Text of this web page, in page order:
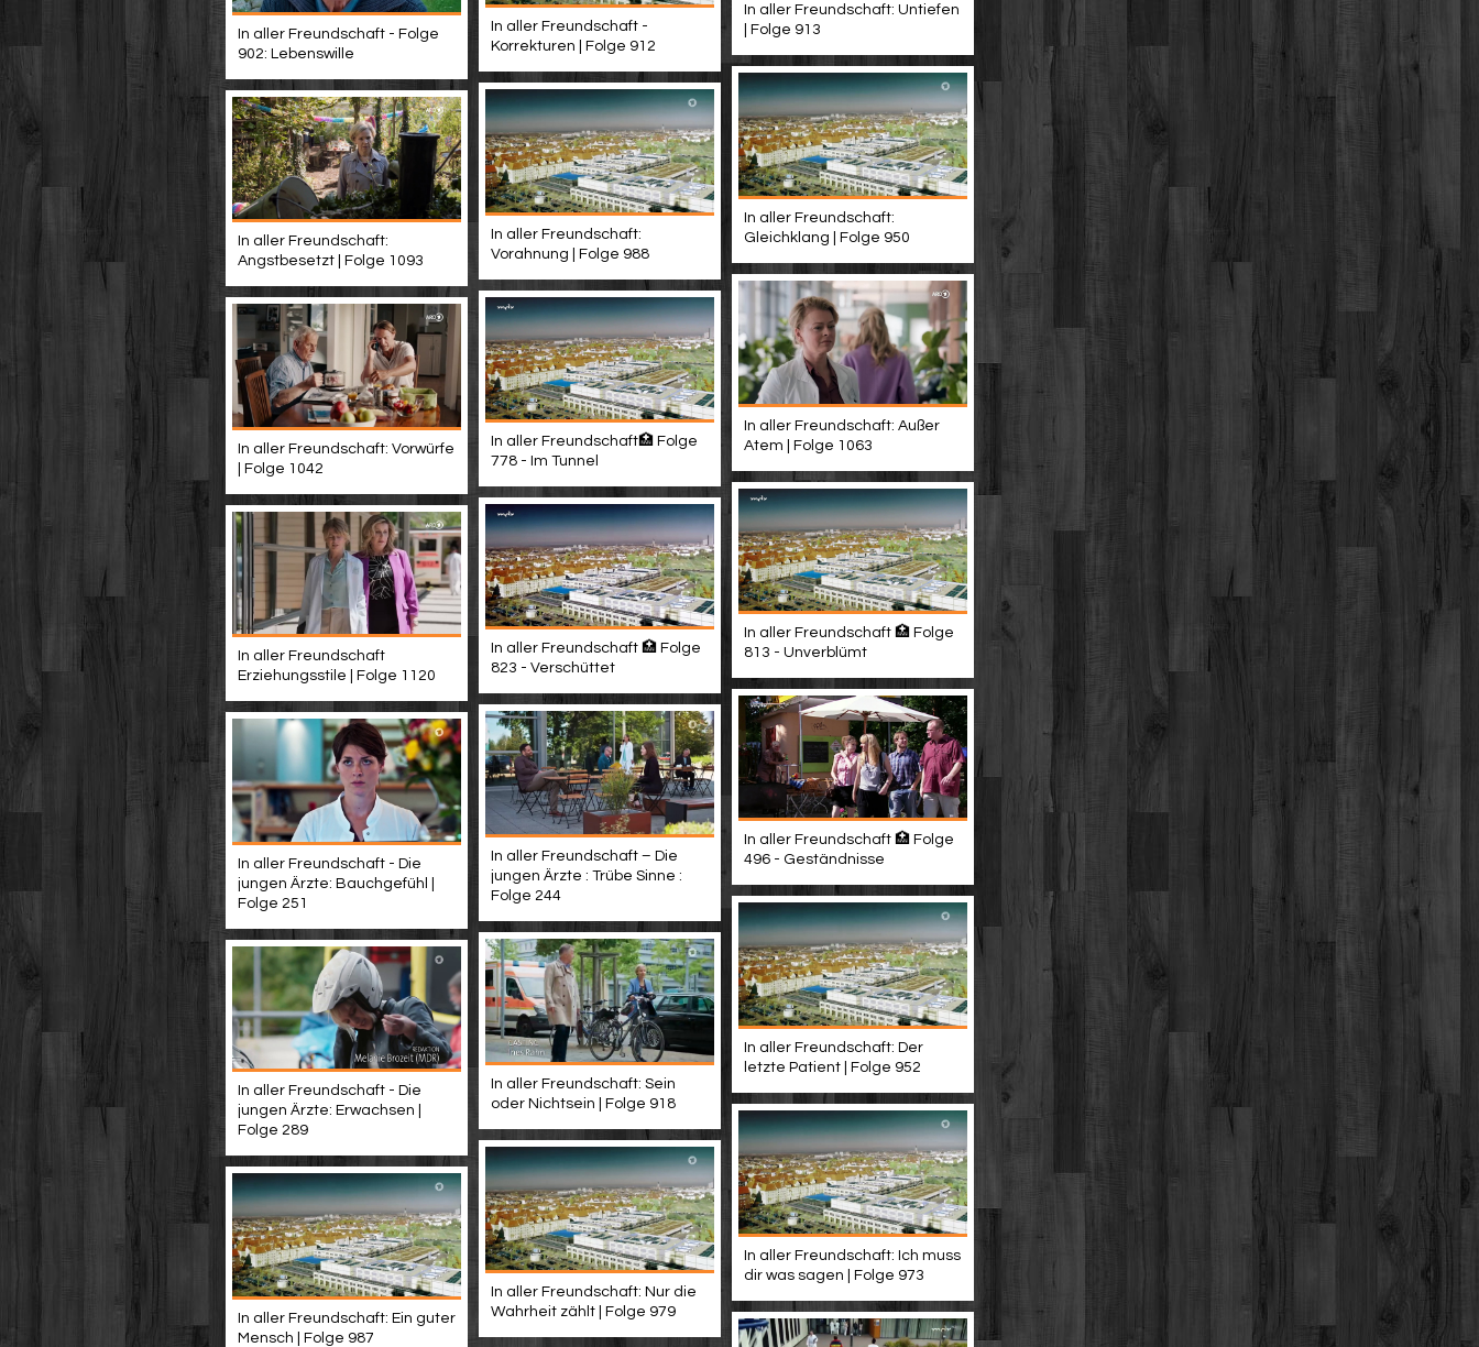
In aller Freundschaft: Untiefen
| Folge 913
In aller Freundschaft -
Korrekturen | Folge 912
In aller Freundschaft - Folge
902: Lebenswille
In aller Freundschaft:
Gleichklang | Folge 950
In aller Freundschaft:
Vorahnung | Folge 988
In aller Freundschaft:
Angstbesetzt | Folge 1093
In aller Freundschaft: Außer
Atem | Folge 1063
In aller Freundschaft🏥 Folge
778 - Im Tunnel
In aller Freundschaft: Vorwürfe
| Folge 1042
In aller Freundschaft 🏥 Folge
813 - Unverblümt
In aller Freundschaft 🏥 Folge
823 - Verschüttet
In aller Freundschaft
Erziehungsstile | Folge 1120
In aller Freundschaft 🏥 Folge
496 - Geständnisse
In aller Freundschaft – Die
jungen Ärzte : Trübe Sinne :
Folge 244
In aller Freundschaft - Die
jungen Ärzte: Bauchgefühl |
Folge 251
In aller Freundschaft: Der
letzte Patient | Folge 952
In aller Freundschaft: Sein
oder Nichtsein | Folge 918
In aller Freundschaft - Die
jungen Ärzte: Erwachsen |
Folge 289
In aller Freundschaft: Ich muss
dir was sagen | Folge 973
In aller Freundschaft: Nur die
Wahrheit zählt | Folge 979
In aller Freundschaft: Ein guter
Mensch | Folge 987